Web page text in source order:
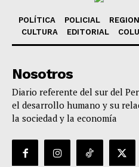
POLÍTICA POLICIAL
CULTURA
EDITORIAL
Nosotros
Diario referente del sur del
el desarrollo humano y su
la sociedad y la economía